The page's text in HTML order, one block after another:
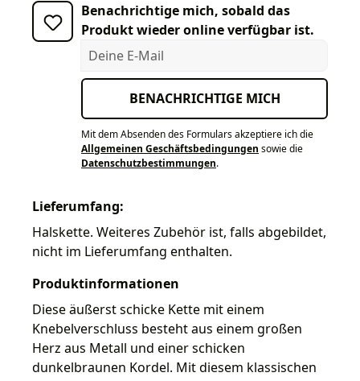
Benachrichtige mich, sobald das
Produkt wieder online verfügbar ist.
Deine E-Mail
BENACHRICHTIGE MICH
Mit dem Absenden des Formulars akzeptiere ich die
Allgemeinen Geschäftsbedingungen sowie die
Datenschutzbestimmungen.
Lieferumfang:
Halskette. Weiteres Zubehör ist, falls abgebildet,
nicht im Lieferumfang enthalten.
Produktinformationen
Diese äußerst schicke Kette mit einem
Knebelverschluss besteht aus einem großen
Herz aus Metall und einer schicken
dunkelbraunen Kordel. Mit diesem klassischen